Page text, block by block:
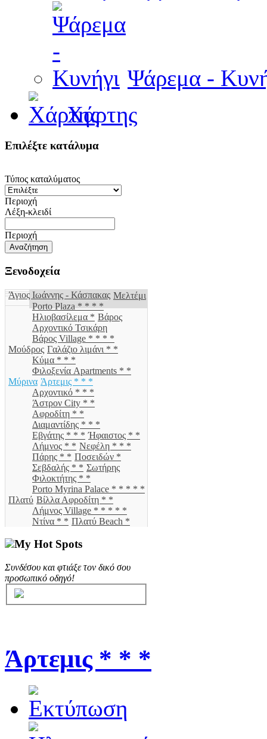
Ψάρεμα -
Χάρτης
Επιλέξτε κατάλυμα
Τύπος καταλύματος
Περιοχή
Λέξη-κλειδί
Περιοχή
Ξενοδοχεία
Άγιος Ιωάννης - Κάσπακας Μελτέμι
Porto Plaza * * * *
Ηλιοβασίλεμα * Βάρος
Αρχοντικό Τσικάρη
Βάρος Village * * * *
Μούδρος Γαλάζιο λιμάνι * *
Κύμα * * *
Φιλοξενία Apartments * *
Μύρινα Άρτεμις * * *
Αρχοντικό * * *
Άστρον City * *
Αφροδίτη * *
Διαμαντίδης * * *
Εβγάτης * * * Ήφαιστος * *
Λήμνος * * Νεφέλη * * *
Πάρης * * Ποσειδών *
Σεβδαλής * * Σωτήρης
Φιλοκτήτης * *
Porto Myrina Palace * * * * *
Πλατύ Βίλλα Αφροδίτη * *
Λήμνος Village * * * * *
Ντίνα * * Πλατύ Beach *
My Hot Spots
Συνδέσου και φτιάξε τον δικό σου
προσωπικό οδηγό!
Άρτεμις * * *